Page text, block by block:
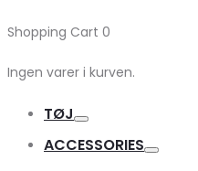
Shopping Cart 0
Ingen varer i kurven.
TØJ
ACCESSORIES